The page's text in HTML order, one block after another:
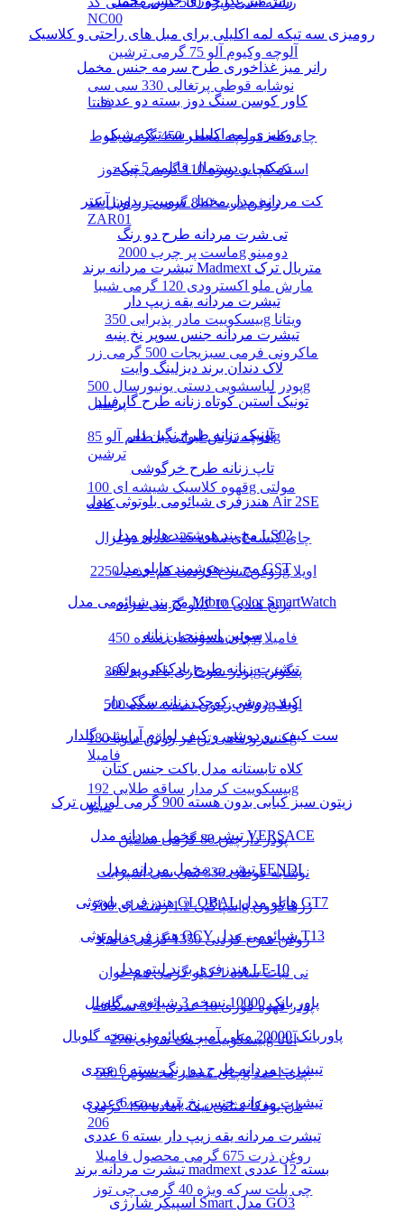
NC00
آلوچه وکیوم آلو 75 گرمی ترشین
نوشابه قوطی پرتغالی 330 سی سی
فانتا
چای کله مورچه معطر 450 گرمی بلوط
اسنک کچاپ ویژه 110 گرمی چی توز
روغن ذرت 810 گرمی زر اویل کد
ZAR01
ماست پر چرب 2000g دومینو
مارش ملو اکسترودی 120 گرمی شیبا
بیسکوییت مادر پذیرایی 350g ویتانا
ماکرونی فرمی سبزیجات 500 گرمی زر
پودر لباسشویی دستی یونیورسال 500g
پرسیل
آلوچه ترش لیوانی با طعم آلو 85g
ترشین
قهوه کلاسیک شیشه ای 100g مولتی
کافه
چای کیسه ای ساده 25 عددی دوغزال
روغن سرخ کردنی کم جذب 2250g اویلا
برنج هندی 10 کیلو گرمی مژده
چای هندوستان ساده 450g فامیلا
پودر سوخاری با ادویه 300g پنگوئن
روغن زیتون تصفیه شده 500g اویلا
کنسرو ماهی تن در روغن سویا 180g
فامیلا
بیسکوییت کرمدار ساقه طلایی 192g
مینو
پودر دارچین 80 گرمی سانتین
نوشابه قوطی 330 سی سی اسپرایت
اسپاگتی 1.2 رشته ای 700g زرماکرون
روغن سرخ کردنی 1350 گرمی فامیلا
نی نبات ساده 1 کیلو گرمی هم خوان
پودر قهوه فوری 10 عددی 1*3 نسکافه
بیسکوییت چمک سرای 276g آناتا
چای معطر مخصوص 500g چای احمد
نان یوفکا مثلثی نیمه آماده 450 گرمی
206
روغن ذرت 675 گرمی محصول فامیلا
چی پلت سرکه ویژه 40 گرمی چی توز
رومیزی سه تیکه لمه اکلیلی برای مبل های راحتی و کلاسیک
رانر میز غذاخوری طرح سرمه جنس مخمل
کاور کوسن سنگ دوز بسته دو عددی
رومیزی لمه اکلیلی سه تیکه شیک
دمکنی و دستمال قابلمه 5 تیکه
کت مردانه مدل مخمل سوییت بدون آستر
تی شرت مردانه طرح دو رنگ
تیشرت مردانه برند Madmext متریال ترک
تیشرت مردانه یقه زیپ دار
تیشرت مردانه جنس سوپر نخ پنبه
لاک دندان برند دیزلینگ وایت
تونیک آستین کوتاه زنانه طرح گارفیلد
تونیک زنانه طرح نگین دار
تاپ زنانه طرح خرگوشی
هندزفری شیائومی بلوتوثی مدل Air 2SE
مچ بند هوشمند هایلو مدل LS02
مچ بند هوشمند هایلو مدل GST
مچ بند شیائومی مدل Mibro Color SmartWatch
سوتین اسفنجی زنانه
تیشرت زنانه طرح بادکنکی پولکی
کیف دوشی کوچک زنانه سگک دار
ست کیف رو دوشی و کیف لوازم آرایشی گلدار
کلاه تابستانه مدل باکت جنس کتان
زیتون سبز کبابی بدون هسته 900 گرمی لوراس ترک
تیشرت مخمل مردانه مدل VERSACE
تیشرت مخمل مردانه مدل FENDI
هندزفری بلوتوثی GLOBAL هایلو مدل GT7
هندزفری بلوتوثی QCY شیائومی مدل T13
هندزفری برند لیتو مدل LE-10
پاور بانک 10000 نسخه 3 شیائومی گلوبال
پاوربانک 20000 میلی آمپر شیائومی نسخه گلوبال
تیشرت مردانه طرح دو رنگ بسته 6 عددی
تیشرت مردانه جنس نخ پنبه بسته 6 عددی
تیشرت مردانه یقه زیپ دار بسته 6 عددی
تیشرت مردانه برند madmext بسته 12 عددی
اسپیکر شارژی Smart مدل GO3